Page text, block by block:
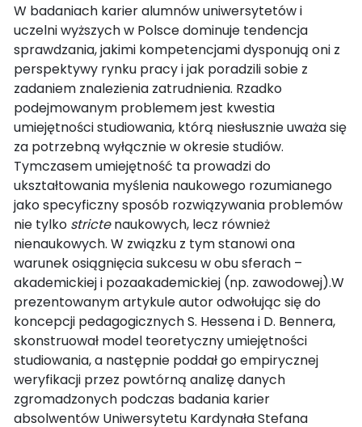
W badaniach karier alumnów uniwersytetów i
uczelni wyższych w Polsce dominuje tendencja
sprawdzania, jakimi kompetencjami dysponują oni z
perspektywy rynku pracy i jak poradzili sobie z
zadaniem znalezienia zatrudnienia. Rzadko
podejmowanym problemem jest kwestia
umiejętności studiowania, którą niesłusznie uważa się
za potrzebną wyłącznie w okresie studiów.
Tymczasem umiejętność ta prowadzi do
ukształtowania myślenia naukowego rozumianego
jako specyficzny sposób rozwiązywania problemów
nie tylko strictenaukowych, lecz również
nienaukowych. W związku z tym stanowi ona
warunek osiągnięcia sukcesu w obu sferach –
akademickiej i pozaakademickiej (np. zawodowej).W
prezentowanym artykule autor odwołując się do
koncepcji pedagogicznych S. Hessena i D. Bennera,
skonstruował model teoretyczny umiejętności
studiowania, a następnie poddał go empirycznej
weryfikacji przez powtórną analizę danych
zgromadzonych podczas badania karier
absolwentów Uniwersytetu Kardynała Stefana